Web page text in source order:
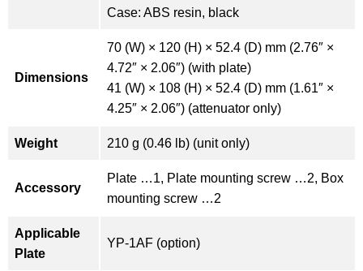
Case: ABS resin, black
Dimensions
70 (W) × 120 (H) × 52.4 (D) mm (2.76″ ×
4.72″ × 2.06″) (with plate)
41 (W) × 108 (H) × 52.4 (D) mm (1.61″ ×
4.25″ × 2.06″) (attenuator only)
Weight 210 g (0.46 lb) (unit only)
Accessory
Plate …1, Plate mounting screw …2, Box
mounting screw …2
Applicable
Plate
YP-1AF (option)